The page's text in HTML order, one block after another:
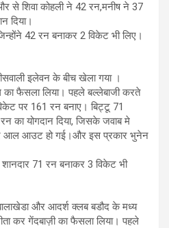
से शिवा कोहली ने 42 रन,मनीष ने 37
दिया।
42 रन बनाकर 2 विकेट भी लिए।
इलेवन के बीच खेला गया ।
का फैसला लिया। पहले बल्लेबाजी करते
पर 161 रन बनाए। बिट्टू 71
का योगदान दिया, जिसके जवाब मे
आल आउट हो गई।और इस प्रकार भुनेन
71 रन बनाकर 3 विकेट भी
और आदर्श क्लब बडौद के मध्य
कर गेंदबाज़ी का फैसला लिया। पहले